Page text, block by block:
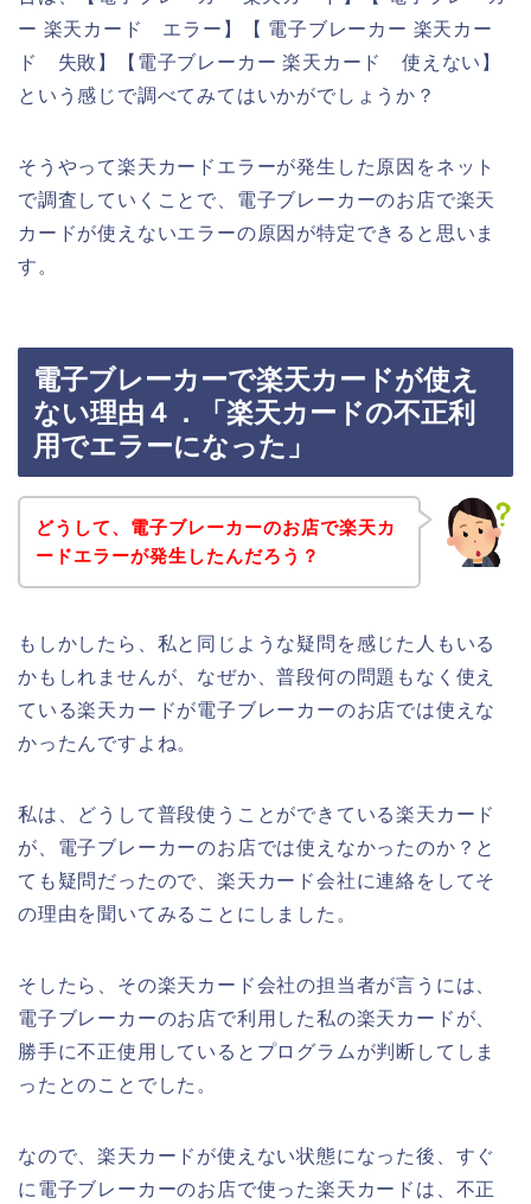
ー 楽天カード エラー】【 電子ブレーカー 楽天カー
ド 失敗】【電子ブレーカー 楽天カード 使えない】
という感じで調べてみてはいかがでしょうか？
そうやって楽天カードエラーが発生した原因をネット
で調査していくことで、電子ブレーカーのお店で楽天
カードが使えないエラーの原因が特定できると思いま
す。
電子ブレーカーで楽天カードが使え
ない理由４．「楽天カードの不正利
用でエラーになった」
どうして、電子ブレーカーのお店で楽天カ
ードエラーが発生したんだろう？
もしかしたら、私と同じような疑問を感じた人もいる
かもしれませんが、なぜか、普段何の問題もなく使え
ている楽天カードが電子ブレーカーのお店では使えな
かったんですよね。
私は、どうして普段使うことができている楽天カード
が、電子ブレーカーのお店では使えなかったのか？と
ても疑問だったので、楽天カード会社に連絡をしてそ
の理由を聞いてみることにしました。
そしたら、その楽天カード会社の担当者が言うには、
電子ブレーカーのお店で利用した私の楽天カードが、
勝手に不正使用しているとプログラムが判断してしま
ったとのことでした。
なので、楽天カードが使えない状態になった後、すぐ
に電子ブレーカーのお店で使った楽天カードは、不正